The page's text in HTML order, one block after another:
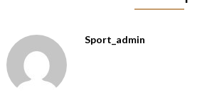
Sport_admin